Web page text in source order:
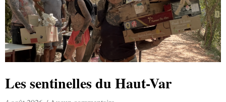
Les sentinelles du Haut-Var